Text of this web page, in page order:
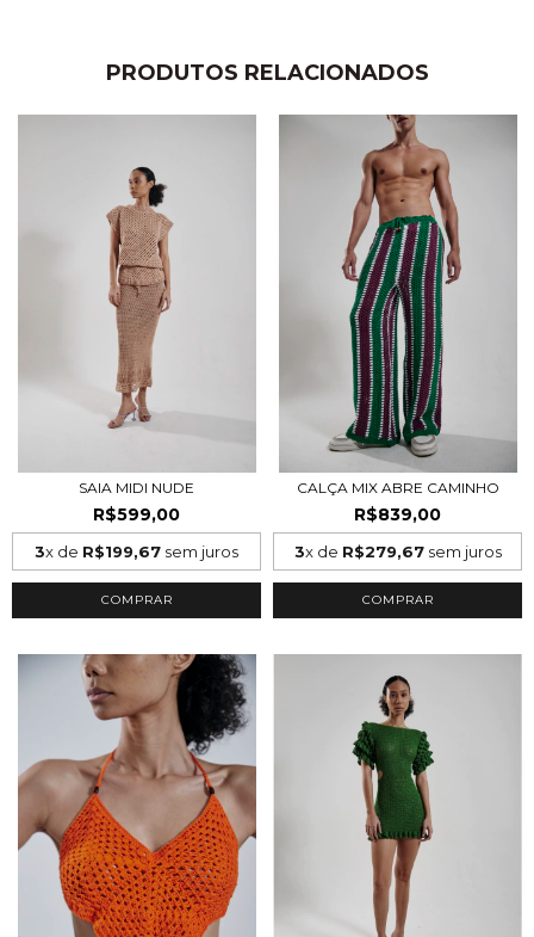
PRODUTOS RELACIONADOS
SAIA MIDI NUDE
R$599,00
3x de R$199,67 sem juros
COMPRAR
CALÇA MIX ABRE CAMINHO
R$839,00
3x de R$279,67sem juros
COMPRAR